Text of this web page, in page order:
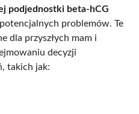
podjednostki beta-hCG
problemów. Te
dla przyszłych mam i
decyzji
takich jak: